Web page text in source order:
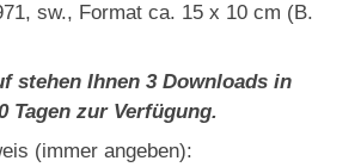
sw., Format ca. 15 x 10 cm (B.
stehen Ihnen 3 Downloads in
Tagen zur Verfügung.
(immer angeben):